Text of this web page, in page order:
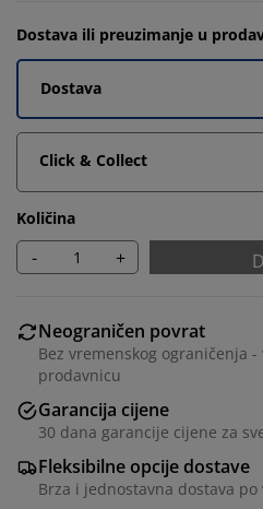
Dostava ili preuzimanje u
Dostava
Click & Collect
Količina
- +
Neograničen povrat
Bez vremenskog ograničenja -
prodavnicu
Garancija cijene
30 dana garancije cijene za
Fleksibilne opcije dostave
Brza i jednostavna dostava